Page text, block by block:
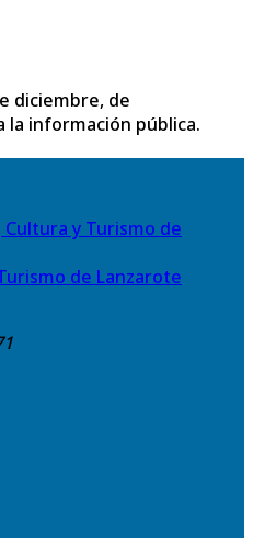
diciembre, de
la información pública.
de Lanzarote